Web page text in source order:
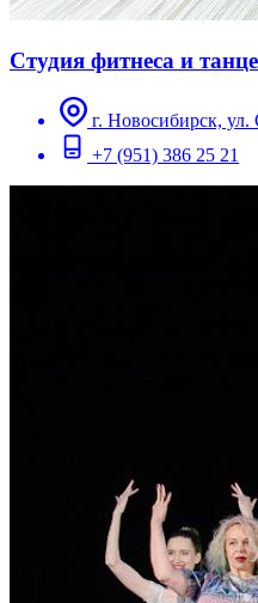
Студия фитнеса и
г. Новосибирск, ул.
+7 (951) 386 25 21